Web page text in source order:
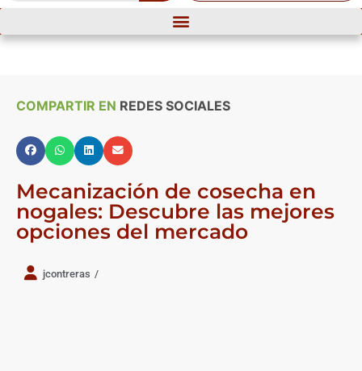
COMPARTIR EN REDES SOCIALES
Mecanización de cosecha en
nogales: Descubre las mejores
opciones del mercado
jcontreras /